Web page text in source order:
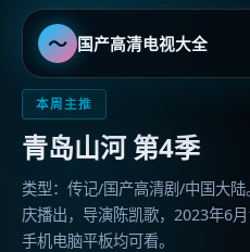
〜 国产高清电视大全
国产高清电视大
本周主推
青岛山河 第4季
类型：传记/国产高清剧/中国大
庆播出，导演陈凯歌，2023年6
手机电脑平板均可看。